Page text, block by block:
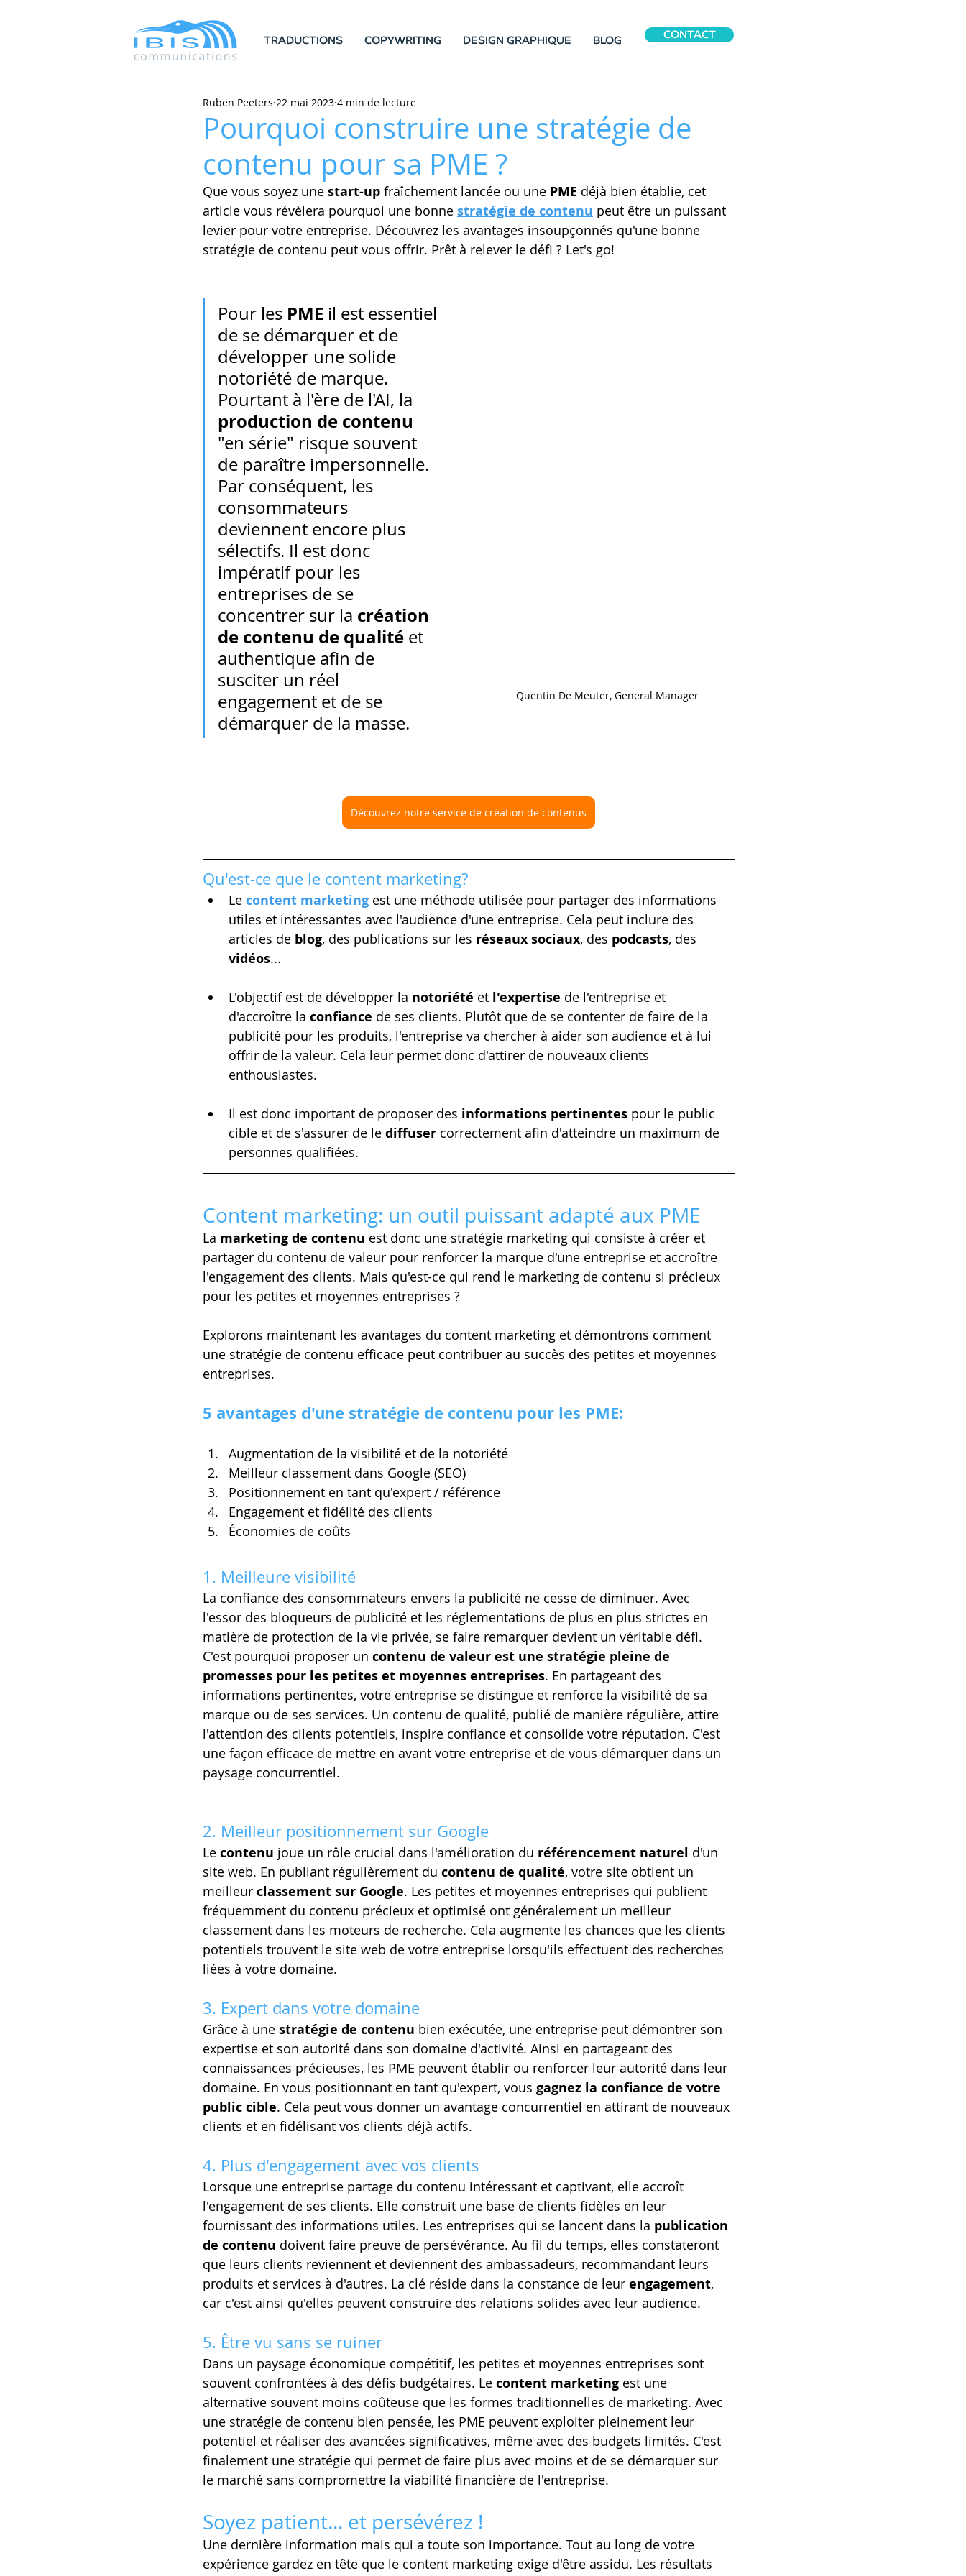
TRADUCTIONS COPYWRITING DESIGN GRAPHIQUE BLOG CONTACT
Pourquoi construire une stratégie de
contenu pour sa PME ?
Ruben Peeters 22 mai 2023 4 min de lecture
Que vous soyez une start-up fraîchement lancée ou une PME déjà bien établie, cet
article vous révèlera pourquoi une bonne stratégie de contenu peut être un puissant
levier pour votre entreprise. Découvrez les avantages insoupçonnés qu'une bonne
stratégie de contenu peut vous offrir. Prêt à relever le défi ? Let's go!
Quentin De Meuter, General Manager
Pour les PME il est essentiel
de se démarquer et de
développer une solide
notoriété de marque.
Pourtant à l'ère de l'AI, la
production de contenu
"en série" risque souvent
de paraître impersonnelle.
Par conséquent, les
consommateurs
deviennent encore plus
sélectifs. Il est donc
impératif pour les
entreprises de se
concentrer sur la création
de contenu de qualité et
authentique afin de
susciter un réel
engagement et de se
démarquer de la masse.
Découvrez notre service de création de contenus
Qu'est-ce que le content marketing?
Le content marketing est une méthode utilisée pour partager des informations
utiles et intéressantes avec l'audience d'une entreprise. Cela peut inclure des
articles de blog, des publications sur les réseaux sociaux, des podcasts, des
vidéos...
L'objectif est de développer la notoriété et l'expertise de l'entreprise et
d'accroître la confiance de ses clients. Plutôt que de se contenter de faire de la
publicité pour les produits, l'entreprise va chercher à aider son audience et à lui
offrir de la valeur. Cela leur permet donc d'attirer de nouveaux clients
enthousiastes.
Il est donc important de proposer des informations pertinentes pour le public
cible et de s'assurer de le diffuser correctement afin d'atteindre un maximum de
personnes qualifiées.
Content marketing: un outil puissant adapté aux PME
La marketing de contenu est donc une stratégie marketing qui consiste à créer et
partager du contenu de valeur pour renforcer la marque d'une entreprise et accroître
l'engagement des clients. Mais qu'est-ce qui rend le marketing de contenu si précieux
pour les petites et moyennes entreprises ?
Explorons maintenant les avantages du content marketing et démontrons comment
une stratégie de contenu efficace peut contribuer au succès des petites et moyennes
entreprises.
5 avantages d'une stratégie de contenu pour les PME:
Augmentation de la visibilité et de la notoriété
Meilleur classement dans Google (SEO)
Positionnement en tant qu'expert / référence
Engagement et fidélité des clients
Économies de coûts
1. Meilleure visibilité
La confiance des consommateurs envers la publicité ne cesse de diminuer. Avec
l'essor des bloqueurs de publicité et les réglementations de plus en plus strictes en
matière de protection de la vie privée, se faire remarquer devient un véritable défi.
C'est pourquoi proposer un contenu de valeur est une stratégie pleine de
promesses pour les petites et moyennes entreprises. En partageant des
informations pertinentes, votre entreprise se distingue et renforce la visibilité de sa
marque ou de ses services. Un contenu de qualité, publié de manière régulière, attire
l'attention des clients potentiels, inspire confiance et consolide votre réputation. C'est
une façon efficace de mettre en avant votre entreprise et de vous démarquer dans un
paysage concurrentiel.
2. Meilleur positionnement sur Google
Le contenu joue un rôle crucial dans l'amélioration du référencement naturel d'un
site web. En publiant régulièrement du contenu de qualité, votre site obtient un
meilleur classement sur Google. Les petites et moyennes entreprises qui publient
fréquemment du contenu précieux et optimisé ont généralement un meilleur
classement dans les moteurs de recherche. Cela augmente les chances que les clients
potentiels trouvent le site web de votre entreprise lorsqu'ils effectuent des recherches
liées à votre domaine.
3. Expert dans votre domaine
Grâce à une stratégie de contenu bien exécutée, une entreprise peut démontrer son
expertise et son autorité dans son domaine d'activité. Ainsi en partageant des
connaissances précieuses, les PME peuvent établir ou renforcer leur autorité dans leur
domaine. En vous positionnant en tant qu'expert, vous gagnez la confiance de votre
public cible. Cela peut vous donner un avantage concurrentiel en attirant de nouveaux
clients et en fidélisant vos clients déjà actifs.
4. Plus d'engagement avec vos clients
Lorsque une entreprise partage du contenu intéressant et captivant, elle accroît
l'engagement de ses clients. Elle construit une base de clients fidèles en leur
fournissant des informations utiles. Les entreprises qui se lancent dans la publication
de contenu doivent faire preuve de persévérance. Au fil du temps, elles constateront
que leurs clients reviennent et deviennent des ambassadeurs, recommandant leurs
produits et services à d'autres. La clé réside dans la constance de leur engagement,
car c'est ainsi qu'elles peuvent construire des relations solides avec leur audience.
5. Être vu sans se ruiner
Dans un paysage économique compétitif, les petites et moyennes entreprises sont
souvent confrontées à des défis budgétaires. Le content marketing est une
alternative souvent moins coûteuse que les formes traditionnelles de marketing. Avec
une stratégie de contenu bien pensée, les PME peuvent exploiter pleinement leur
potentiel et réaliser des avancées significatives, même avec des budgets limités. C'est
finalement une stratégie qui permet de faire plus avec moins et de se démarquer sur
le marché sans compromettre la viabilité financière de l'entreprise.
Soyez patient... et persévérez !
Une dernière information mais qui a toute son importance. Tout au long de votre
expérience gardez en tête que le content marketing exige d'être assidu. Les résultats